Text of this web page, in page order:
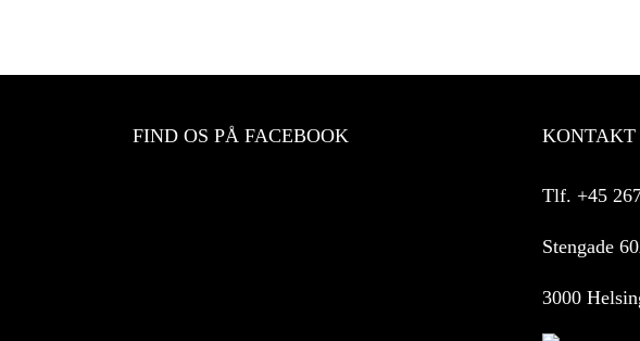
FIND OS PÅ FACEBOOK KONTAKT
Tlf. +45
Stengade
3000